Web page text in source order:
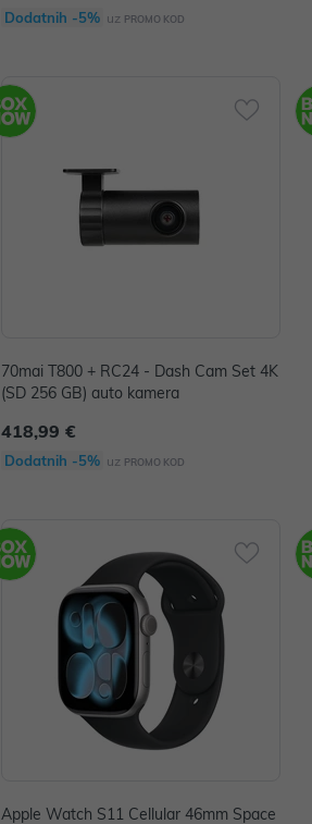
Dodatnih -5% uz PROMO KOD
70mai T800 + RC24 - Dash Cam Set 4K
(SD 256 GB) auto kamera
418,99 €
Dodatnih -5% uz PROMO KOD
Apple Watch S11 Cellular 46mm Space